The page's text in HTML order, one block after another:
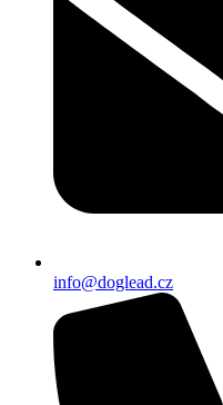
info@doglead.cz